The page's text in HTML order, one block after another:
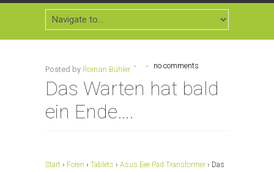
Posted by Roman Bühler - - no comments
Das Warten hat bald
ein Ende….
Start › Foren › Tablets › Asus Eee Pad Transformer › Das